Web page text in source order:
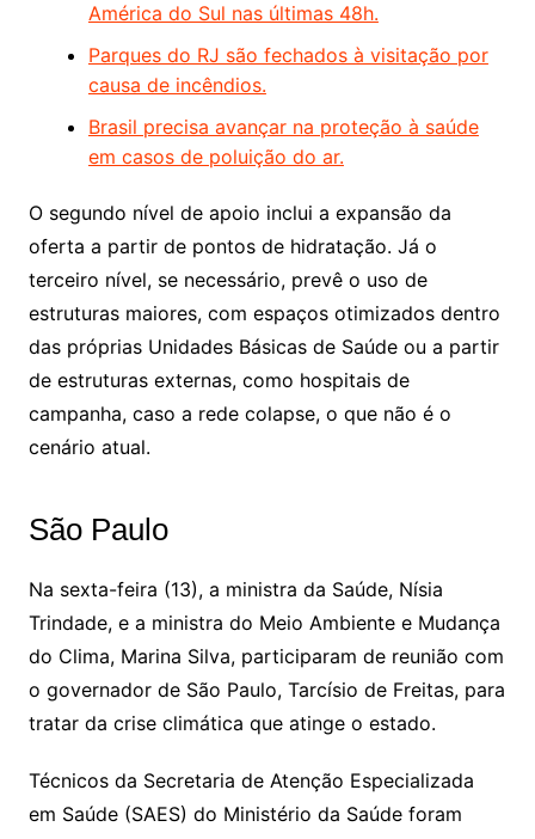
América do Sul nas últimas 48h.
Parques do RJ são fechados à visitação por
causa de incêndios.
Brasil precisa avançar na proteção à saúde
em casos de poluição do ar.
O segundo nível de apoio inclui a expansão da
oferta a partir de pontos de hidratação. Já o
terceiro nível, se necessário, prevê o uso de
estruturas maiores, com espaços otimizados dentro
das próprias Unidades Básicas de Saúde ou a partir
de estruturas externas, como hospitais de
campanha, caso a rede colapse, o que não é o
cenário atual.
São Paulo
Na sexta-feira (13), a ministra da Saúde, Nísia
Trindade, e a ministra do Meio Ambiente e Mudança
do Clima, Marina Silva, participaram de reunião com
o governador de São Paulo, Tarcísio de Freitas, para
tratar da crise climática que atinge o estado.
Técnicos da Secretaria de Atenção Especializada
em Saúde (SAES) do Ministério da Saúde foram